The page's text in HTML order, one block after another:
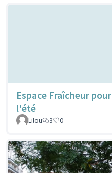
Espace Fraîcheur pour
l'été
Lilou
3 0